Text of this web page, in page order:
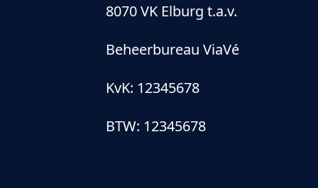
8070 VK Elburg t.a.v.
Beheerbureau ViaVé
KvK: 12345678
BTW: 12345678